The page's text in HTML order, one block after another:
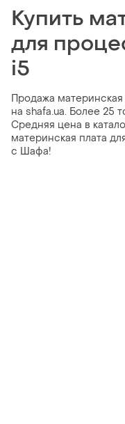
Купить
для
i5
Продажа
на shafa.ua. Более 25
Средняя цена в
материнская плата
с Шафа!